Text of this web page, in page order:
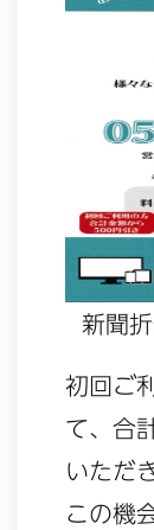
新聞
初回ご
て、合
いただ
この機